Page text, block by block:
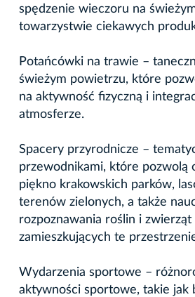
spędzenie wieczoru na
towarzystwie ciekawych
Potańcówki na trawie –
świeżym powietrzu, które
na aktywność fizyczną i
atmosferze.
Spacery przyrodnicze –
przewodnikami, które pozwolą
piękno krakowskich parków,
terenów zielonych, a także
rozpoznawania roślin i zwierząt
zamieszkujących te
Wydarzenia sportowe –
aktywności sportowe, takie jak